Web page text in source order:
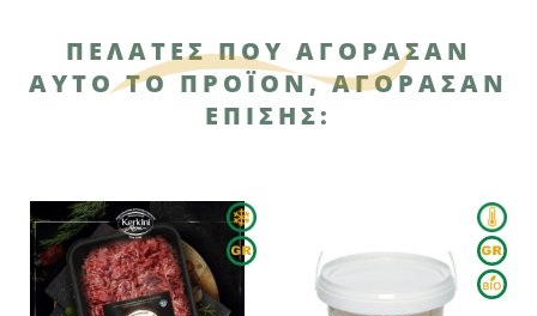
ΠΕΛΆΤΕΣ ΠΟΥ ΑΓΌΡΑΣΑΝ
ΑΥΤΌ ΤΟ ΠΡΟΪΌΝ, ΑΓΌΡΑΣΑΝ
ΕΠΊΣΗΣ: